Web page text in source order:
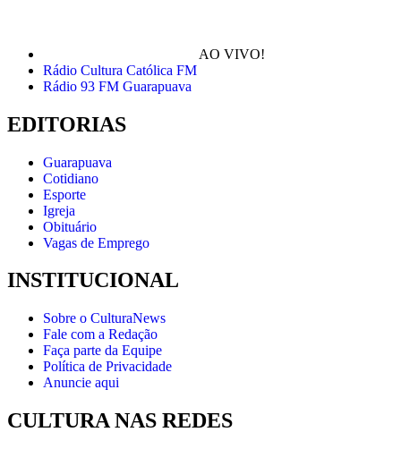
AO VIVO!
Rádio Cultura Católica FM
Rádio 93 FM Guarapuava
EDITORIAS
Guarapuava
Cotidiano
Esporte
Igreja
Obituário
Vagas de Emprego
INSTITUCIONAL
Sobre o CulturaNews
Fale com a Redação
Faça parte da Equipe
Política de Privacidade
Anuncie aqui
CULTURA NAS REDES